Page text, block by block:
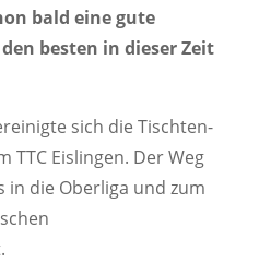
bald eine gute
besten in dieser Zeit
sich die Tischten­
TTC Eis­lingen. Der Weg
in die Oberliga und zum